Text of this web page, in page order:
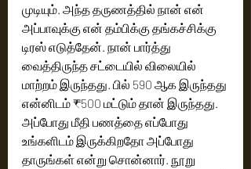
முடியும். அந்த தருணத்தில் நான் என்
அப்பாவுக்கு என் தம்பிக்கு தங்கச்சிக்கு
டிரஸ் எடுத்தேன்.‌ நான் பார்த்து
வைத்திருந்த சட்டையில் விலையில்
மாற்றம் இருந்தது. பில் 590 ஆக இருந்தது
என்னிடம் ₹500 மட்டும் தான் இருந்தது.
அப்போது மீதி பணத்தை எப்போது
உங்களிடம் இருக்கிறதோ அப்போது
தாருங்கள் என்று சொன்னார். நூறு